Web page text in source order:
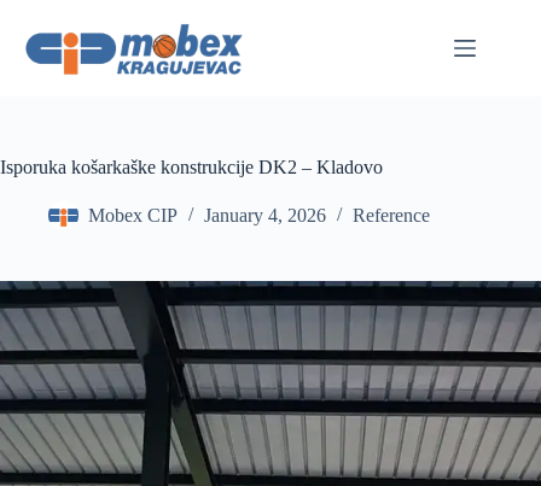
content
Isporuka košarkaške konstrukcije DK2 – Kladovo
Mobex CIP January 4, 2026 Reference